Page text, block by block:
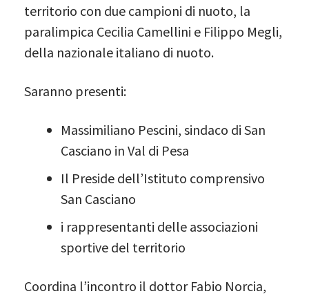
territorio con due campioni di nuoto, la
paralimpica Cecilia Camellini e Filippo Megli,
della nazionale italiano di nuoto.
Saranno presenti:
Massimiliano Pescini, sindaco di San
Casciano in Val di Pesa
Il Preside dell’Istituto comprensivo
San Casciano
i rappresentanti delle associazioni
sportive del territorio
Coordina l’incontro il dottor Fabio Norcia,